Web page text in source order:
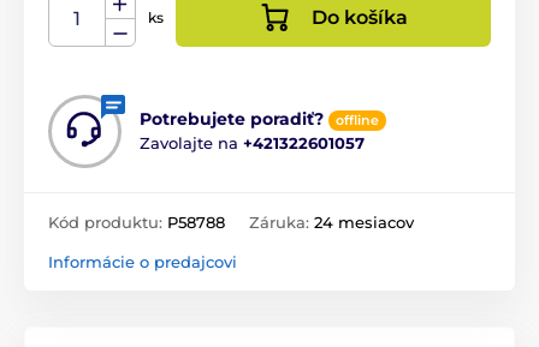
ks Do košíka
Potrebujete poradiť? offline
Zavolajte na +421322601057
Kód produktu: P58788 Záruka: 24 mesiacov
Informácie o predajcovi